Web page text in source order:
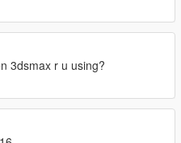
3dsmax r u using?